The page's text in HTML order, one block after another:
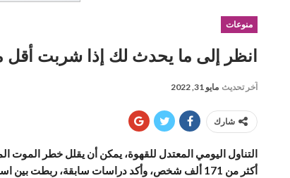
منوعات
انظر إلى ما يحدث لك إذا شربت أقل من 4 فناجين قهوة
آخر تحديث مايو 31, 2022
شارك
أكثر من 171 ألف شخص، وأكد دراسات سابقة، ربطت بين استهلاك القهوة وصحة أفضل، بل وجود خطر أقل للوفاة بالسرطان أو أمراض القلب.